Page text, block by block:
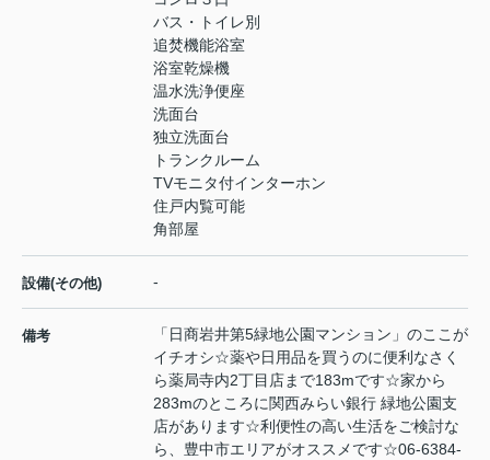
バス・トイレ別
追焚機能浴室
浴室乾燥機
温水洗浄便座
洗面台
独立洗面台
トランクルーム
TVモニタ付インターホン
住戸内覧可能
角部屋
設備(その他) -
備考
「日商岩井第5緑地公園マンション」のここが
イチオシ☆薬や日用品を買うのに便利なさく
ら薬局寺内2丁目店まで183mです☆家から
283mのところに関西みらい銀行 緑地公園支
店があります☆利便性の高い生活をご検討な
ら、豊中市エリアがオススメです☆06-6384-